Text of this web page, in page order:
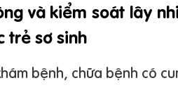
và kiểm soát lây
trẻ sơ sinh
bệnh, chữa bệnh có